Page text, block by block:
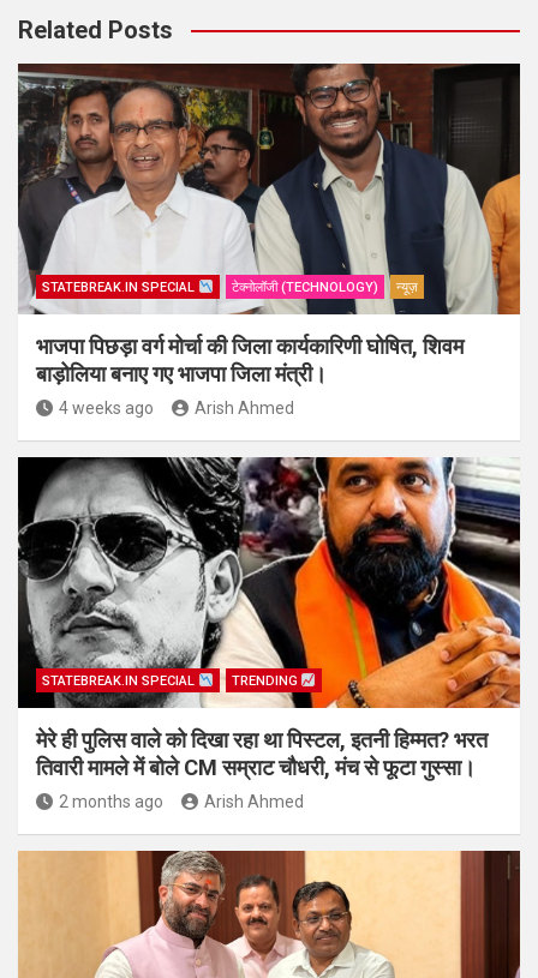
Related Posts
STATEBREAK.IN SPECIAL टेक्नोलॉजी (TECHNOLOGY) न्यूज़
भाजपा पिछड़ा वर्ग मोर्चा की जिला कार्यकारिणी घोषित, शिवम
बाड़ोलिया बनाए गए भाजपा जिला मंत्री।
4 weeks ago Arish Ahmed
STATEBREAK.IN SPECIAL TRENDING
मेरे ही पुलिस वाले को दिखा रहा था पिस्टल, इतनी हिम्मत? भरत
तिवारी मामले में बोले CM सम्राट चौधरी, मंच से फूटा गुस्सा।
2 months ago Arish Ahmed